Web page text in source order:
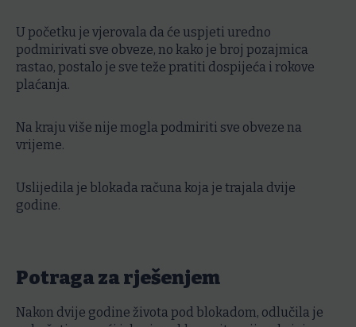
U početku je vjerovala da će uspjeti uredno
podmirivati sve obveze, no kako je broj pozajmica
rastao, postalo je sve teže pratiti dospijeća i rokove
plaćanja.
Na kraju više nije mogla podmiriti sve obveze na
vrijeme.
Uslijedila je blokada računa koja je trajala dvije
godine.
Potraga za rješenjem
Nakon dvije godine života pod blokadom, odlučila je